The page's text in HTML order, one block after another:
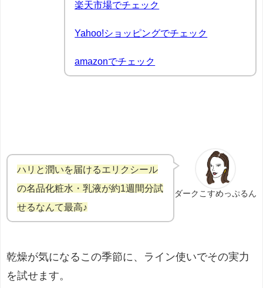
楽天市場でチェック
Yahoo!ショッピングでチェック
amazonでチェック
ダークこすめっぷるん
ハリと潤いを届けるエリクシール
の名品化粧水・乳液が約1週間分試
せるなんて最高♪
乾燥が気になるこの季節に、ライン使いでその実力
を試せます。